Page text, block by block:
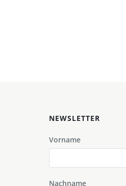
NEWSLETTER
Vorname
Nachname